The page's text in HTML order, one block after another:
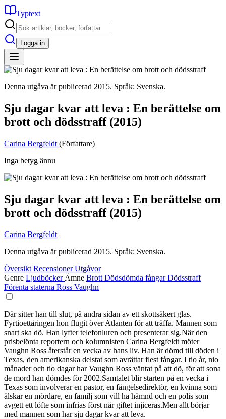
Typtext
Logga in
Denna utgåva är publicerad 2015. Språk: Svenska.
Sju dagar kvar att leva : En berättelse om
brott och dödsstraff (2015)
Carina Bergfeldt (Författare)
Inga betyg ännu
Sju dagar kvar att leva : En berättelse om
brott och dödsstraff (2015)
Carina Bergfeldt
Denna utgåva är publicerad 2015. Språk: Svenska.
Översikt RecensionerUtgåvor
Genre Ljudböcker Ämne Brott Dödsdömda fångarDödsstraff
Förenta staterna Ross Vaughn
Där sitter han till slut, på andra sidan av ett skottsäkert glas.
Fyrtioettåringen hon flugit över Atlanten för att träffa. Mannen som
snart ska dö. Han lyfter telefonluren och presenterar sig.När den
prisbelönta reportern och kolumnisten Carina Bergfeldt möter
Vaughn Ross återstår en vecka av hans liv. Han är dömd till döden i
Texas, den amerikanska delstat som avrättar flest fångar. I tio år, nio
månader och tio dagar har Vaughn Ross väntat på att dö, för att sona
de mord han dömdes för 2002.Samtalet blir starten på en vecka i
Texas som involverar en pastor, en fängelsedirektör, en kvinna som
älskar en mördare, en familj som vill ha hämnd och en polis som
avgett ett löfte som infrias först när giftet injiceras.Men allt börjar
med mannen som har sju dagar kvar att leva.